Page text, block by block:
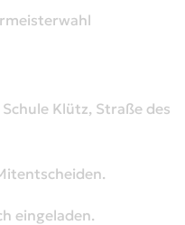
Klütz, Straße des
eingeladen.